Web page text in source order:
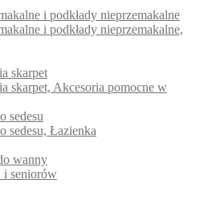
i podkłady nieprzemakalne
i podkłady nieprzemakalne,
skarpet
skarpet, Akcesoria pomocne w
sedesu
sedesu, Łazienka
wanny
i seniorów